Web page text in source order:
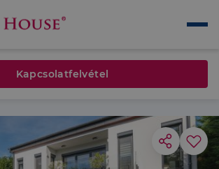
Kapcsolatfelvétel